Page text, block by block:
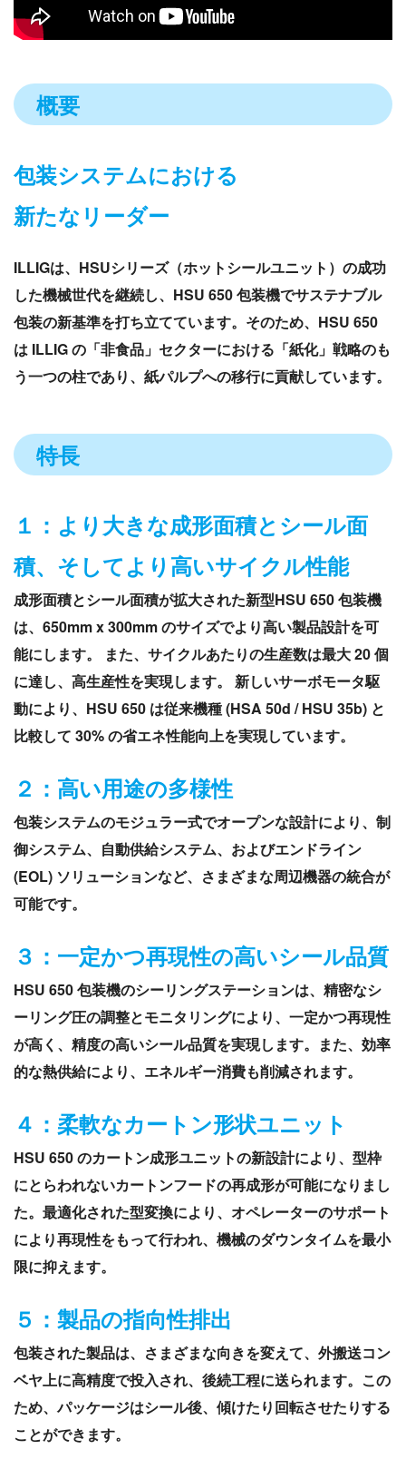
概要
包装システムにおける
新たなリーダー
ILLIGは、HSUシリーズ（ホットシールユニット）の成功
した機械世代を継続し、HSU 650 包装機でサステナブル
包装の新基準を打ち立てています。そのため、HSU 650
は ILLIG の「非食品」セクターにおける「紙化」戦略のも
う一つの柱であり、紙パルプへの移行に貢献しています。
特長
１：より大きな成形面積とシール面
積、そしてより高いサイクル性能
成形面積とシール面積が拡大された新型HSU 650 包装機
は、650mm x 300mm のサイズでより高い製品設計を可
能にします。 また、サイクルあたりの生産数は最大 20 個
に達し、高生産性を実現します。 新しいサーボモータ駆
動により、HSU 650 は従来機種 (HSA 50d / HSU 35b) と
比較して 30% の省エネ性能向上を実現しています。
２：高い用途の多様性
包装システムのモジュラー式でオープンな設計により、制
御システム、自動供給システム、およびエンドライン
(EOL) ソリューションなど、さまざまな周辺機器の統合が
可能です。
３：一定かつ再現性の高いシール品質
HSU 650 包装機のシーリングステーションは、精密なシ
ーリング圧の調整とモニタリングにより、一定かつ再現性
が高く、精度の高いシール品質を実現します。また、効率
的な熱供給により、エネルギー消費も削減されます。
４：柔軟なカートン形状ユニット
HSU 650 のカートン成形ユニットの新設計により、型枠
にとらわれないカートンフードの再成形が可能になりまし
た。最適化された型変換により、オペレーターのサポート
により再現性をもって行われ、機械のダウンタイムを最小
限に抑えます。
５：製品の指向性排出
包装された製品は、さまざまな向きを変えて、外搬送コン
ベヤ上に高精度で投入され、後続工程に送られます。この
ため、パッケージはシール後、傾けたり回転させたりする
ことができます。